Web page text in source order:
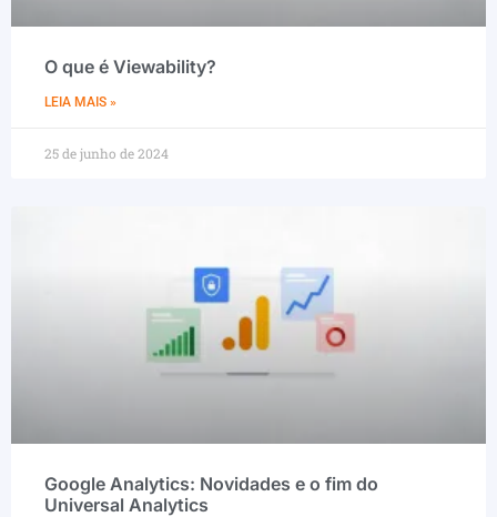
O que é Viewability?
LEIA MAIS »
25 de junho de 2024
Google Analytics: Novidades e o fim do
Universal Analytics